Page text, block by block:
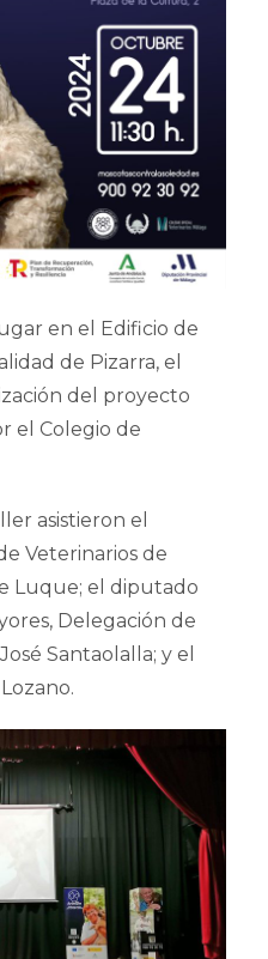
en el Edificio de
de Pizarra, el
del proyecto
el Colegio de
asistieron el
Veterinarios de
Luque; el diputado
Delegación de
Santaolalla; y el